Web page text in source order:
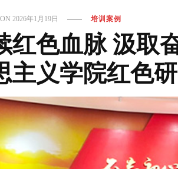
ON2026年1月19日 培训案例
红色血脉 汲
主义学院红色